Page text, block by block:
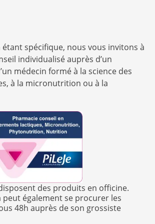
spécifique, nous vous invitons à
individualisé auprès d’un
médecin formé à la science des
à la micronutrition ou à la
des produits en officine.
également se procurer les
48h auprès de son grossiste